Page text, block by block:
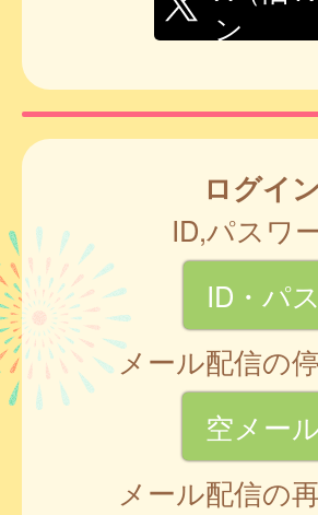
ン
ログイ
ID,パスワ
ID・パ
メール配信の
空メー
メール配信の